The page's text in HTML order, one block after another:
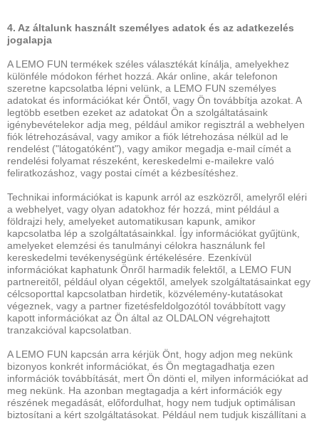
4. Az általunk használt személyes adatok és az adatkezelés
jogalapja
A LEMO FUN termékek széles választékát kínálja, amelyekhez
különféle módokon férhet hozzá. Akár online, akár telefonon
szeretne kapcsolatba lépni velünk, a LEMO FUN személyes
adatokat és információkat kér Öntől, vagy Ön továbbítja azokat. A
legtöbb esetben ezeket az adatokat Ön a szolgáltatásaink
igénybevételekor adja meg, például amikor regisztrál a webhelyen
fiók létrehozásával, vagy amikor a fiók létrehozása nélkül ad le
rendelést ("látogatóként"), vagy amikor megadja e-mail címét a
rendelési folyamat részeként, kereskedelmi e-mailekre való
feliratkozáshoz, vagy postai címét a kézbesítéshez.
Technikai információkat is kapunk arról az eszközről, amelyről eléri
a webhelyet, vagy olyan adatokhoz fér hozzá, mint például a
földrajzi hely, amelyeket automatikusan kapunk, amikor
kapcsolatba lép a szolgáltatásainkkal. Így információkat gyűjtünk,
amelyeket elemzési és tanulmányi célokra használunk fel
kereskedelmi tevékenységünk értékelésére. Ezenkívül
információkat kaphatunk Önről harmadik felektől, a LEMO FUN
partnereitől, például olyan cégektől, amelyek szolgáltatásainkat egy
célcsoporttal kapcsolatban hirdetik, közvélemény-kutatásokat
végeznek, vagy a partner fizetésfeldolgozótól továbbított vagy
kapott információkat az Ön által az OLDALON végrehajtott
tranzakcióval kapcsolatban.
A LEMO FUN kapcsán arra kérjük Önt, hogy adjon meg nekünk
bizonyos konkrét információkat, és Ön megtagadhatja ezen
információk továbbítását, mert Ön dönti el, milyen információkat ad
meg nekünk. Ha azonban megtagadja a kért információk egy
részének megadását, előfordulhat, hogy nem tudjuk optimálisan
biztosítani a kért szolgáltatásokat. Például nem tudjuk kiszállítani a